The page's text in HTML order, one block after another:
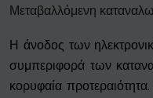
Μεταβαλλόμενη
Η άνοδος των
συμπεριφορά των
κορυφαία